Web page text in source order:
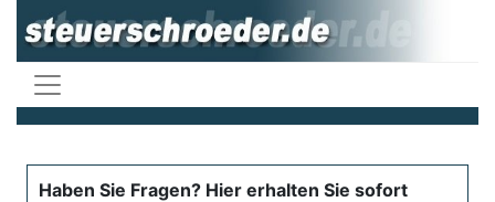
Haben Sie Fragen? Hier erhalten Sie sofort